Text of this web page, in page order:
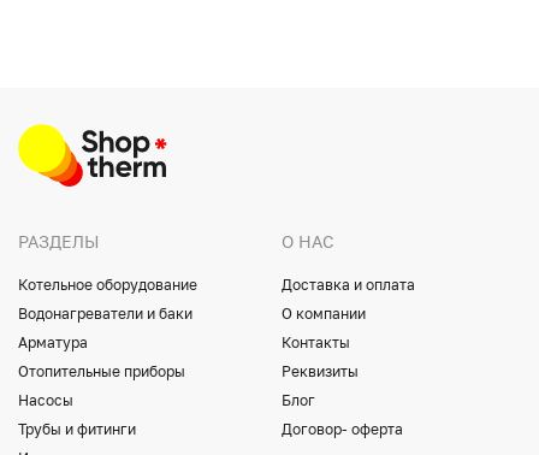
РАЗДЕЛЫ
Котельное оборудование
Водонагреватели и баки
Арматура
Отопительные приборы
Насосы
Трубы и фитинги
О НАС
Доставка и оплата
О компании
Контакты
Реквизиты
Блог
Договор- оферта